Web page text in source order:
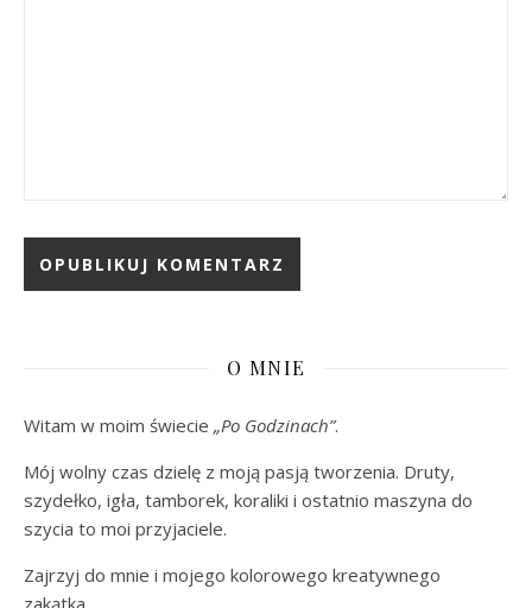
O MNIE
Witam w moim świecie „Po Godzinach”.
Mój wolny czas dzielę z moją pasją tworzenia. Druty,
szydełko, igła, tamborek, koraliki i ostatnio maszyna do
szycia to moi przyjaciele.
Zajrzyj do mnie i mojego kolorowego kreatywnego
zakątka.